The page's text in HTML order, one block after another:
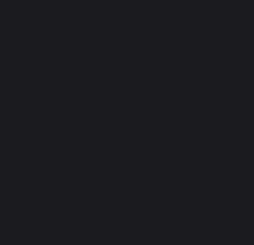
pjeqdf/car.webp"
xsunlm/paint.webp"